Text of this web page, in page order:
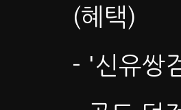
(혜택)
- '신유쌍